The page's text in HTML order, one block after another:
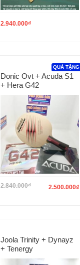
2.940.000₫
Donic Ovt + Acuda S1
+ Hera G42
2.840.000₫ 2.500.000₫
QUÀ TẶNG
Joola Trinity + Dynayz
+ Tenergy